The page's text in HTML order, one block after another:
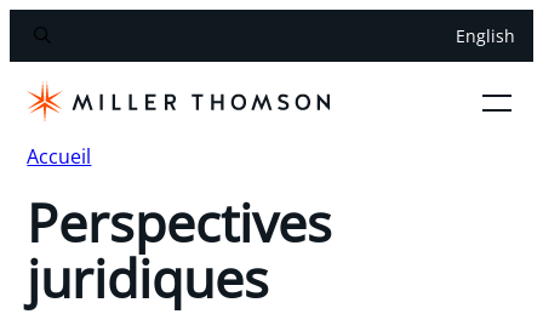
English
Accueil
Perspectives
juridiques